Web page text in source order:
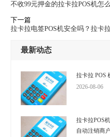
不收99元押金的拉卡拉POS机怎
下一篇
拉卡拉电签POS机安全吗？拉卡
最新动态
拉卡拉 POS
2026-08-06
拉卡拉POS
自动注销商